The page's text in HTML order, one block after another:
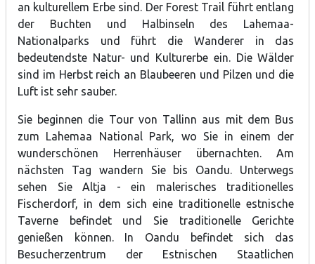
an kulturellem Erbe sind. Der Forest Trail führt entlang
der Buchten und Halbinseln des Lahemaa-
Nationalparks und führt die Wanderer in das
bedeutendste Natur- und Kulturerbe ein. Die Wälder
sind im Herbst reich an Blaubeeren und Pilzen und die
Luft ist sehr sauber.
Sie beginnen die Tour von Tallinn aus mit dem Bus
zum Lahemaa National Park, wo Sie in einem der
wunderschönen Herrenhäuser übernachten. Am
nächsten Tag wandern Sie bis Oandu. Unterwegs
sehen Sie Altja - ein malerisches traditionelles
Fischerdorf, in dem sich eine traditionelle estnische
Taverne befindet und Sie traditionelle Gerichte
genießen können. In Oandu befindet sich das
Besucherzentrum der Estnischen Staatlichen